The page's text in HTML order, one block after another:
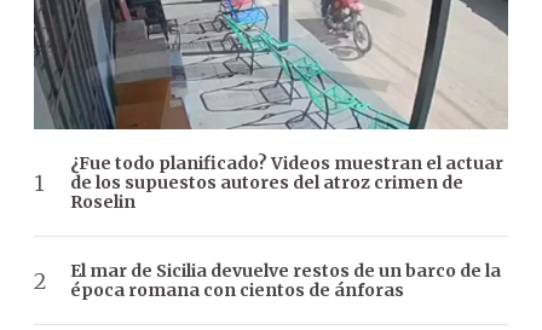
¿Fue todo planificado? Videos muestran el actuar
de los supuestos autores del atroz crimen de
Roselin
El mar de Sicilia devuelve restos de un barco de la
época romana con cientos de ánforas